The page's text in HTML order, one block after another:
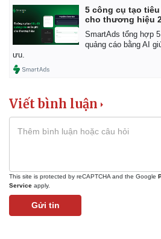
5 công cụ tạo
cho thương hiệu
SmartAds tổng hợp
quảng cáo bằng AI
ưu.
Viết bình luận
This site is protected by reCAPTCHA and the Google
Service apply.
Gửi tin